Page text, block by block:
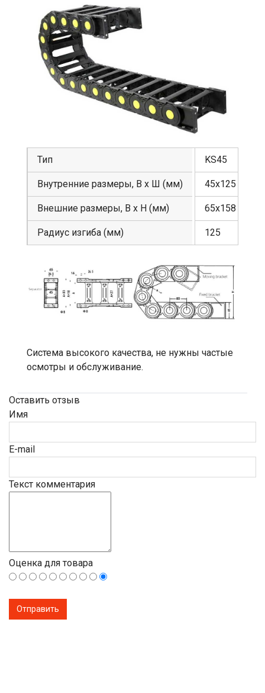
Тип
Внутренние размеры, В х Ш (мм)
Внешние размеры, В х Н (мм)
Радиус изгиба (мм)
KS45
45х125
65х158
125
Система высокого качества, не нужны частые
осмотры и обслуживание.
Оставить отзыв
Имя
E-mail
Текст комментария
Оценка для товара